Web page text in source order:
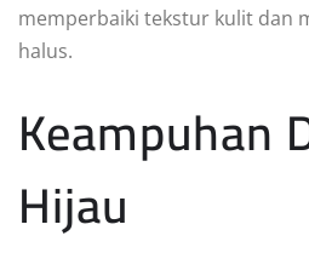
memperbaiki tekstur kulit dan
halus.
Keampuhan
Hijau